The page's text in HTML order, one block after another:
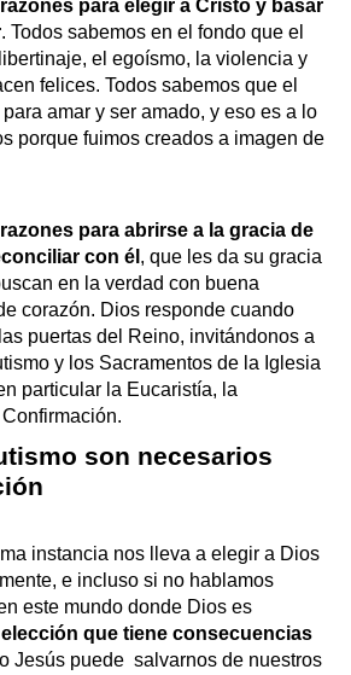
para elegir a Cristo y basar
. Todos sabemos en el fondo que el
el egoísmo, la violencia y
felices. Todos sabemos que el
amar y ser amado, y eso es a lo
porque fuimos creados a imagen de
para abrirse a la gracia de
con él , que les da su gracia
en la verdad con buena
corazón. Dios responde cuando
puertas del Reino, invitándonos a
y los Sacramentos de la Iglesia
particular la Eucaristía, la
son necesarios
instancia nos lleva a elegir a Dios
e incluso si no hablamos
este mundo donde Dios es
que tiene consecuencias
Jesús puede salvarnos de nuestros